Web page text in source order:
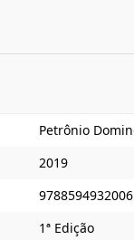
Petrônio
2019
9788594932006
1ª Edição